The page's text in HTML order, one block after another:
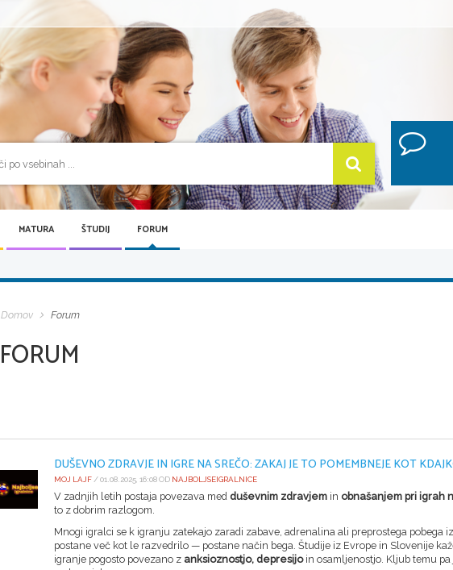
MATURA ŠTUDIJ FORUM
Domov Forum
FORUM
DUŠEVNO ZDRAVJE IN IGRE NA SREČO: ZAKAJ JE TO POMEMBNEJE KOT
MOJ LAJF / 01.08.2025, 16:08 OD NAJBOLJSEIGRALNICE
V zadnjih letih postaja povezava med duševnim zdravjem inobnašanjem pri igrah
to z dobrim razlogom.
Mnogi igralci se k igranju zatekajo zaradi zabave, adrenalina ali preprostega pobega
postane več kot le razvedrilo — postane način bega. Študije iz Evrope in Slovenije
igranje pogosto povezano z anksioznostjo, depresijoin osamljenostjo. Kljub temu pa